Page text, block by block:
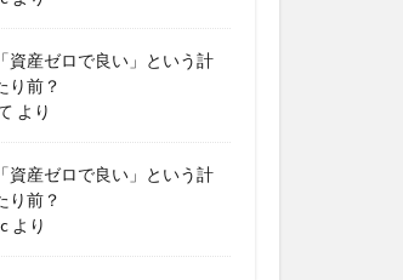
資産ゼロで良い」という計
り前？
より
資産ゼロで良い」という計
り前？
より